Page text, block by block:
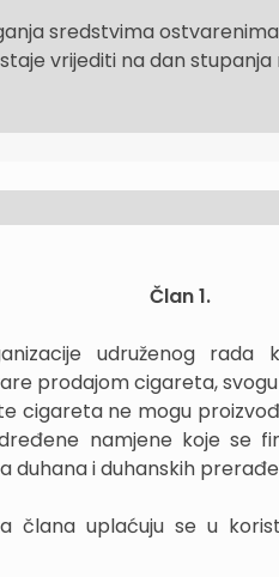
sredstvima
vrijediti na dan
Član 1.
udruženog rada
prodajom cigareta,
cigareta ne mogu
namjene koje se
duhana i duhanskih
člana uplaćuju se u